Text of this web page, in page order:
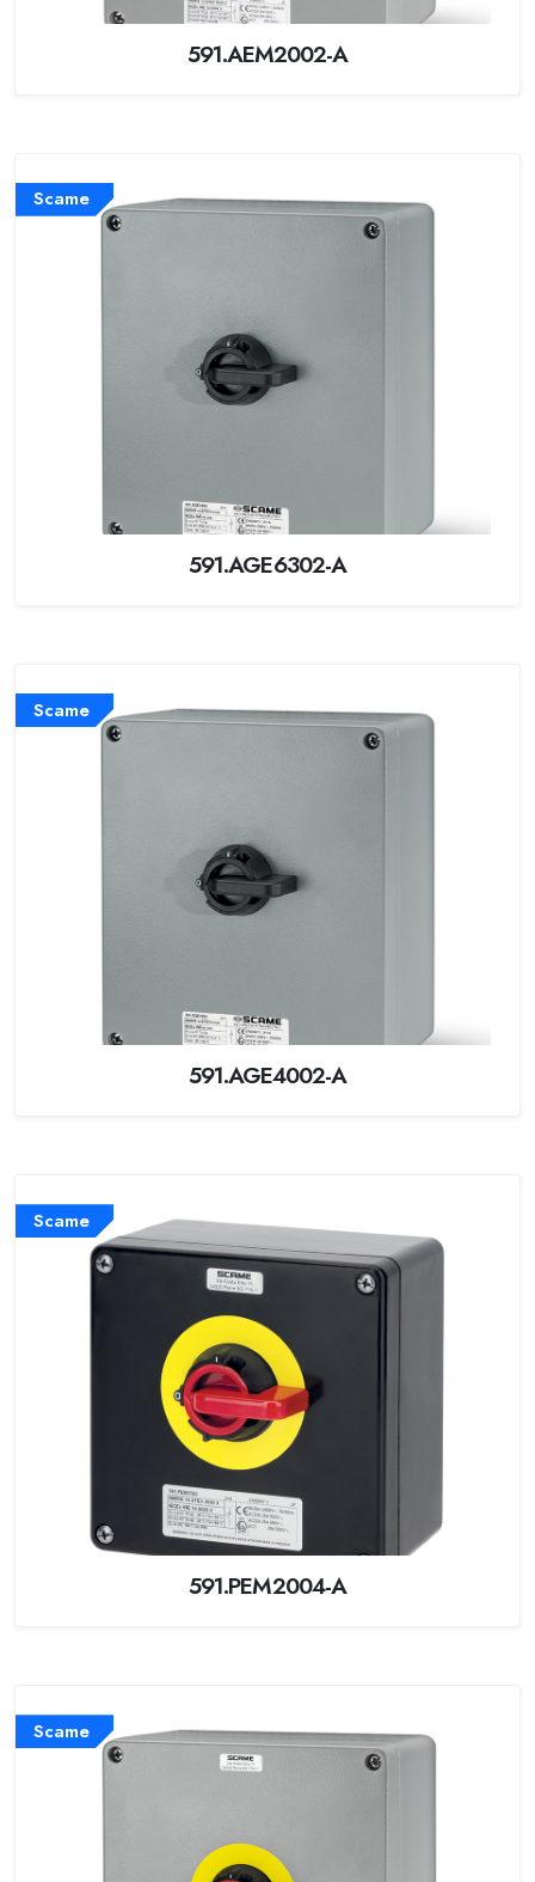
591.AEM2002-A
Scame
591.AGE6302-A
Scame
591.AGE4002-A
Scame
591.PEM2004-A
Scame